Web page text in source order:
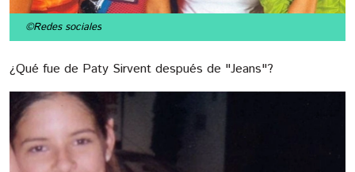
©Redes sociales
¿Qué fue de Paty Sirvent después de "Jeans"?